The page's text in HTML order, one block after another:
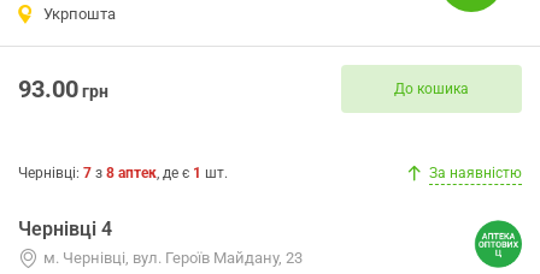
Укрпошта
93.00грн До кошика
Чернівці: 7 з 8 аптек, де є 1 шт. За наявністю
Чернівці 4
м. Чернівці, вул. Героїв Майдану, 23